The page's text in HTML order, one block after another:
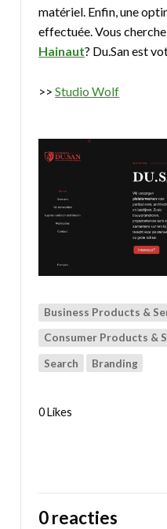
matériel. Enfin, une
effectuée. Vous
Hainaut? Du.San est
>>Studio Wolf
Business Products &
Consumer Products &
Search Branding
0 Likes
0 reacties